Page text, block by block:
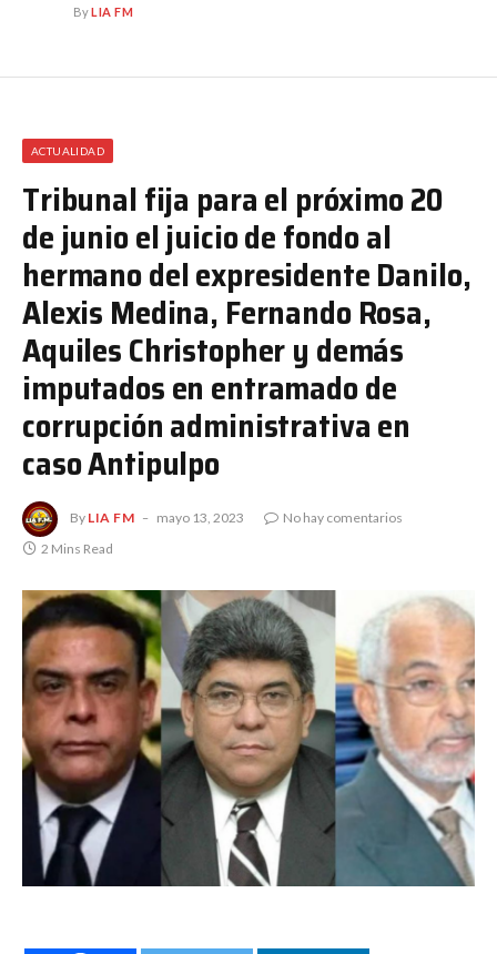
ByLIA FM
ACTUALIDAD
Tribunal fija para el próximo 20
de junio el juicio de fondo al
hermano del expresidente Danilo,
Alexis Medina, Fernando Rosa,
Aquiles Christopher y demás
imputados en entramado de
corrupción administrativa en
caso Antipulpo
By LIA FM mayo 13, 2023
No hay comentarios
2 Mins Read